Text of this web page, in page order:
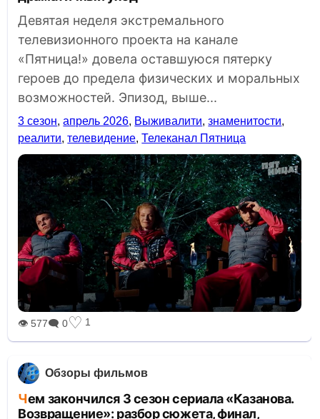
Девятая неделя экстремального
телевизионного проекта на канале
«Пятница!» довела оставшуюся пятерку
героев до предела физических и моральных
возможностей. Эпизод, выше...
3 сезон,апрель 2026, Выживалити,знаменитости,
реалити,телевидение,Телеканал Пятница
👁 577🗨 0♡ 1
Обзоры фильмов
Чем закончился 3 сезон сериала «Казанова.
Возвращение»: разбор сюжета, финал,